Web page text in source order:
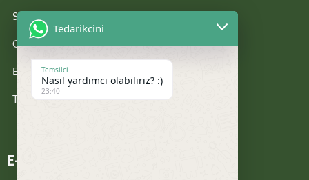
Sıkça Sorulan Sorular
Gizlilik Politikası
E-KATALOG
Teklif İste
E-Bültene Kayıt Ol
Tedarikcini
Temsilci
Nasıl yardımcı olabiliriz? :)
23:40